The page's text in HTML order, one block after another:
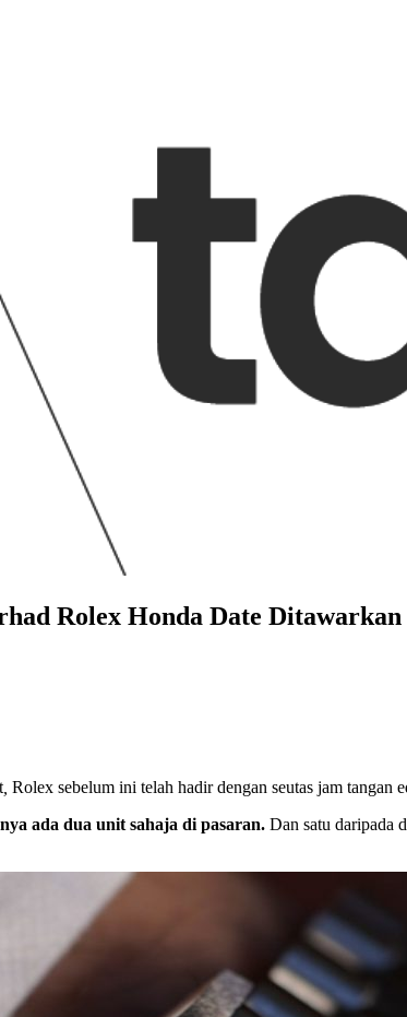
Rolex Honda Date
Rolex sebelum ini telah hadir dengan seutas jam tangan
ada dua unit sahaja di pasaran. Dan satu daripada